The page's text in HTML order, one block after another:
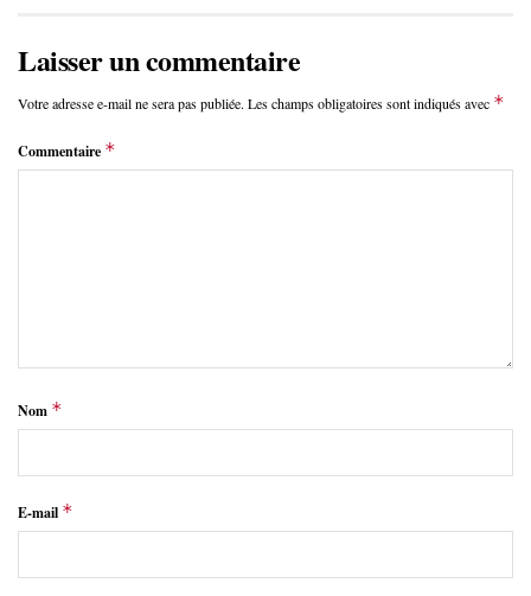
Laisser un commentaire
Votre adresse e-mail ne sera pas publiée. Les champs obligatoires sont indiqués avec *
Commentaire *
Nom *
E-mail *